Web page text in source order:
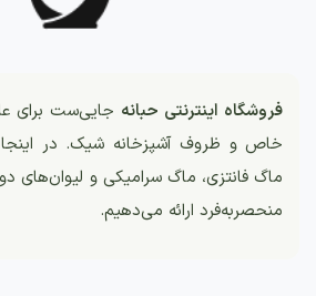
فروشگاه اینترنتی حبانه جایی‌ست برای
خاص و ظروف آشپزخانه شیک. در
ماگ فانتزی، ماگ سرامیکی و لیوان‌های
منحصربه‌فرد ارائه می‌دهیم.